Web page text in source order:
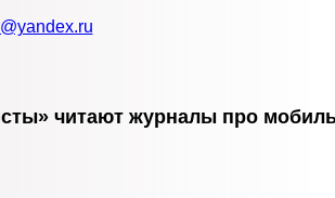
читают журналы про